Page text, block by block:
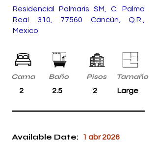
Residencial Palmaris SM, C. Palma
Real 310, 77560 Cancún, Q.R.,
Mexico
Cama Baño Pisos Tamaño
2 2.5 2 Large
Available Date: 1 abr 2026